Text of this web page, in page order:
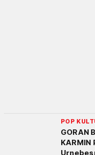
POP
GORAN
KARMIN